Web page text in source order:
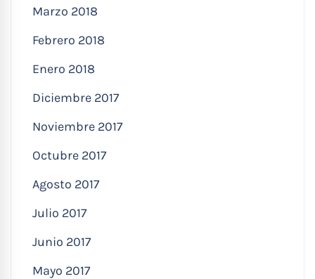
Marzo 2018
Febrero 2018
Enero 2018
Diciembre 2017
Noviembre 2017
Octubre 2017
Agosto 2017
Julio 2017
Junio 2017
Mayo 2017